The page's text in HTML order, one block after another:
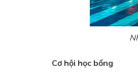
Cơ hội học bổng